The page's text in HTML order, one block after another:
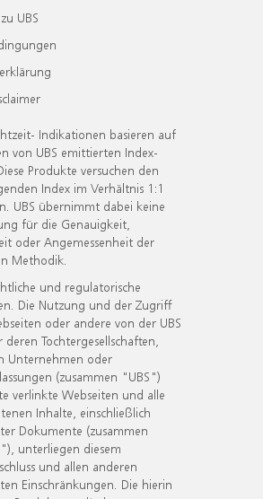
UBS
Indikationen basieren auf
von UBS emittierten Index-
Produkte versuchen den
Index im Verhältnis 1:1
UBS übernimmt dabei keine
für die Genauigkeit,
oder Angemessenheit der
Methodik.
und regulatorische
Die Nutzung und der Zugriff
oder andere von der UBS
Tochtergesellschaften,
Unternehmen oder
(zusammen "UBS")
verlinkte Webseiten und alle
Inhalte, einschließlich
Dokumente (zusammen
unterliegen diesem
und allen anderen
Einschränkungen. Die hierin